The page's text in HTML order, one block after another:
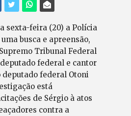
sexta-feira (20) a Polícia
busca e apreensão,
Tribunal Federal
federal e cantor
deputado federal Otoni
está
de Sérgio à atos
contra a